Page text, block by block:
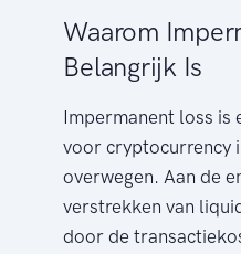
Waarom
Belangrijk Is
Impermanent loss is
voor cryptocurrency
overwegen. Aan de
verstrekken van
door de